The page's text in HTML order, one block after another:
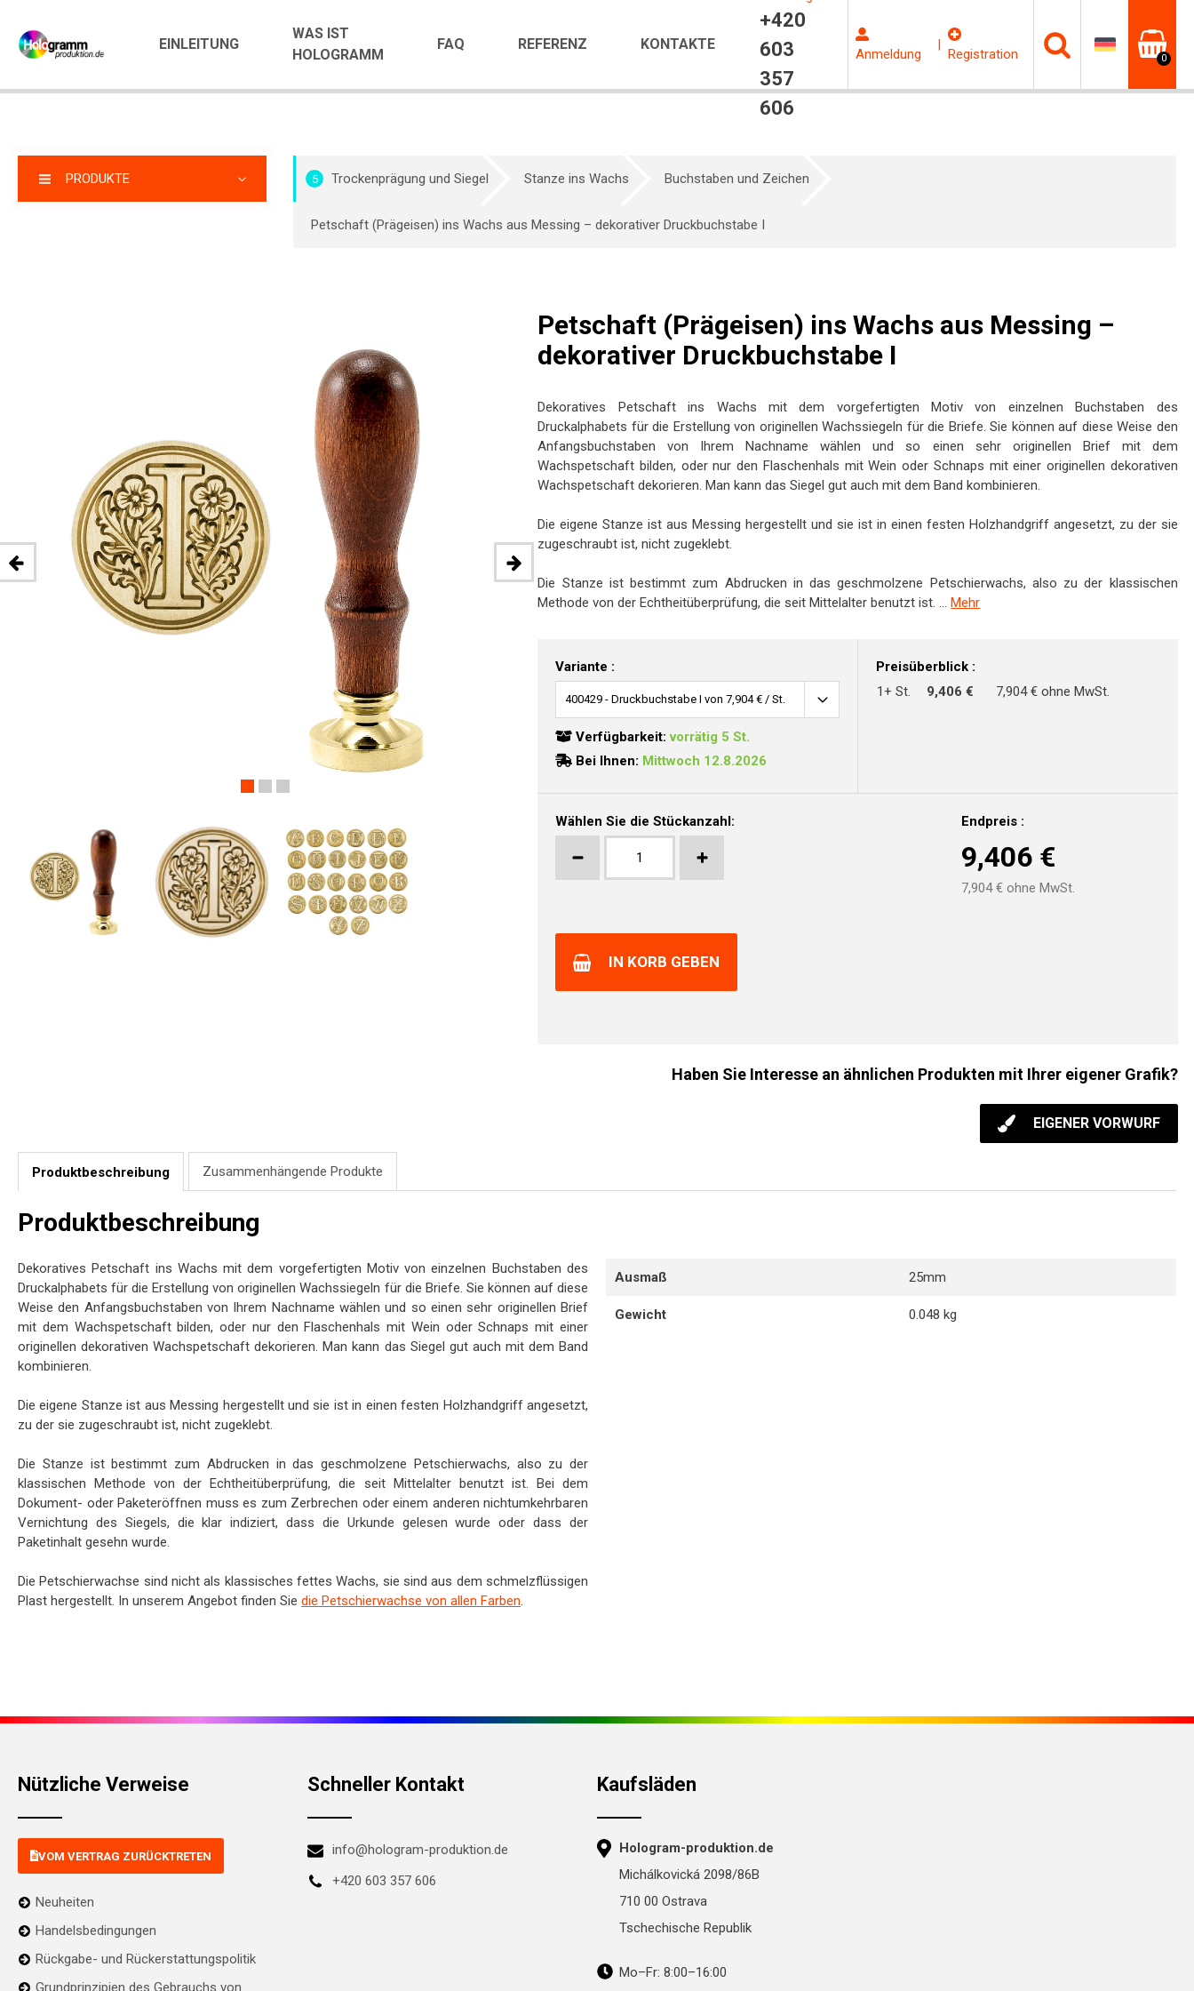
EINLEITUNG
WAS IST
HOLOGRAMM
FAQ REFERENZ KONTAKTE
+420
603
357
606
Anmeldung
|
Registration 0
PRODUKTE 5 Trockenprägung und Siegel Stanze ins Wachs Buchstaben und Zeichen
Petschaft (Prägeisen) ins Wachs aus Messing – dekorativer Druckbuchstabe I
Petschaft (Prägeisen) ins Wachs aus Messing –
dekorativer Druckbuchstabe I
Dekoratives Petschaft ins Wachs mit dem vorgefertigten Motiv von einzelnen Buchstaben des
Druckalphabets für die Erstellung von originellen Wachssiegeln für die Briefe. Sie können auf diese Weise den
Anfangsbuchstaben von Ihrem Nachname wählen und so einen sehr originellen Brief mit dem
Wachspetschaft bilden, oder nur den Flaschenhals mit Wein oder Schnaps mit einer originellen dekorativen
Wachspetschaft dekorieren. Man kann das Siegel gut auch mit dem Band kombinieren.
Die eigene Stanze ist aus Messing hergestellt und sie ist in einen festen Holzhandgriff angesetzt, zu der sie
zugeschraubt ist, nicht zugeklebt.
Die Stanze ist bestimmt zum Abdrucken in das geschmolzene Petschierwachs, also zu der klassischen
Methode von der Echtheitüberprüfung, die seit Mittelalter benutzt ist. ...Mehr
Variante :
Verfügbarkeit:vorrätig 5 St.
Bei Ihnen: Mittwoch 12.8.2026
Preisüberblick :
1+ St.
9,406 € 7,904 € ohne MwSt.
Wählen Sie die Stückanzahl: Endpreis :
9,406€
7,904€ ohne MwSt.
IN KORB GEBEN
Haben Sie Interesse an ähnlichen Produkten mit Ihrer eigener Grafik?
EIGENER VORWURF
Produktbeschreibung Zusammenhängende Produkte
Produktbeschreibung
Dekoratives Petschaft ins Wachs mit dem vorgefertigten Motiv von einzelnen Buchstaben des
Druckalphabets für die Erstellung von originellen Wachssiegeln für die Briefe. Sie können auf diese
Weise den Anfangsbuchstaben von Ihrem Nachname wählen und so einen sehr originellen Brief
mit dem Wachspetschaft bilden, oder nur den Flaschenhals mit Wein oder Schnaps mit einer
originellen dekorativen Wachspetschaft dekorieren. Man kann das Siegel gut auch mit dem Band
kombinieren.
Die eigene Stanze ist aus Messing hergestellt und sie ist in einen festen Holzhandgriff angesetzt,
zu der sie zugeschraubt ist, nicht zugeklebt.
Die Stanze ist bestimmt zum Abdrucken in das geschmolzene Petschierwachs, also zu der
klassischen Methode von der Echtheitüberprüfung, die seit Mittelalter benutzt ist. Bei dem
Dokument- oder Paketeröffnen muss es zum Zerbrechen oder einem anderen nichtumkehrbaren
Vernichtung des Siegels, die klar indiziert, dass die Urkunde gelesen wurde oder dass der
Paketinhalt gesehn wurde.
Die Petschierwachse sind nicht als klassisches fettes Wachs, sie sind aus dem schmelzflüssigen
Plast hergestellt. In unserem Angebot finden Sie die Petschierwachse von allen Farben.
Ausmaß 25mm
Gewicht 0.048 kg
Nützliche Verweise
VOM VERTRAG ZURÜCKTRETEN
Neuheiten
Handelsbedingungen
Rückgabe- und Rückerstattungspolitik
Grundprinzipien des Gebrauchs von
Schneller Kontakt
info@hologram-produktion.de
+420 603 357 606
Kaufsläden
Hologram-produktion.de
Michálkovická 2098/86B
710 00 Ostrava
Tschechische Republik
Mo–Fr: 8:00–16:00